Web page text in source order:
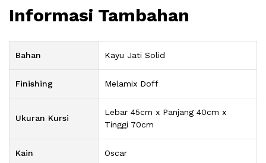
Informasi Tambahan
Bahan Kayu Jati Solid
Finishing Melamix Doff
Ukuran Kursi
Lebar 45cm x Panjang 40cm x
Tinggi 70cm
Kain Oscar